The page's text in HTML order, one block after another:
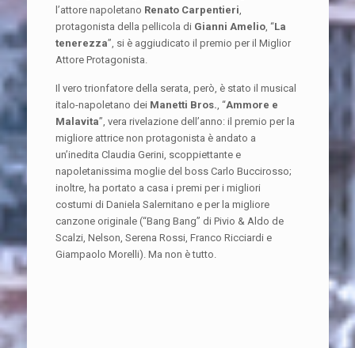
l’attore napoletano Renato Carpentieri
protagonista della pellicola di Gianni Amelio, “La
tenerezza”, si è aggiudicato il premio per il Miglior
Attore Protagonista.
Il vero trionfatore della serata, però, è stato il musical
italo-napoletano dei Manetti Bros. , “Ammore e
Malavita”, vera rivelazione dell’anno: il premio per la
migliore attrice non protagonista è andato a
un’inedita Claudia Gerini, scoppiettante e
napoletanissima moglie del boss Carlo Buccirosso;
inoltre, ha portato a casa i premi per i migliori
costumi di Daniela Salernitano e per la migliore
canzone originale (“Bang Bang” di Pivio & Aldo de
Scalzi, Nelson, Serena Rossi, Franco Ricciardi e
Giampaolo Morelli). Ma non è tutto.